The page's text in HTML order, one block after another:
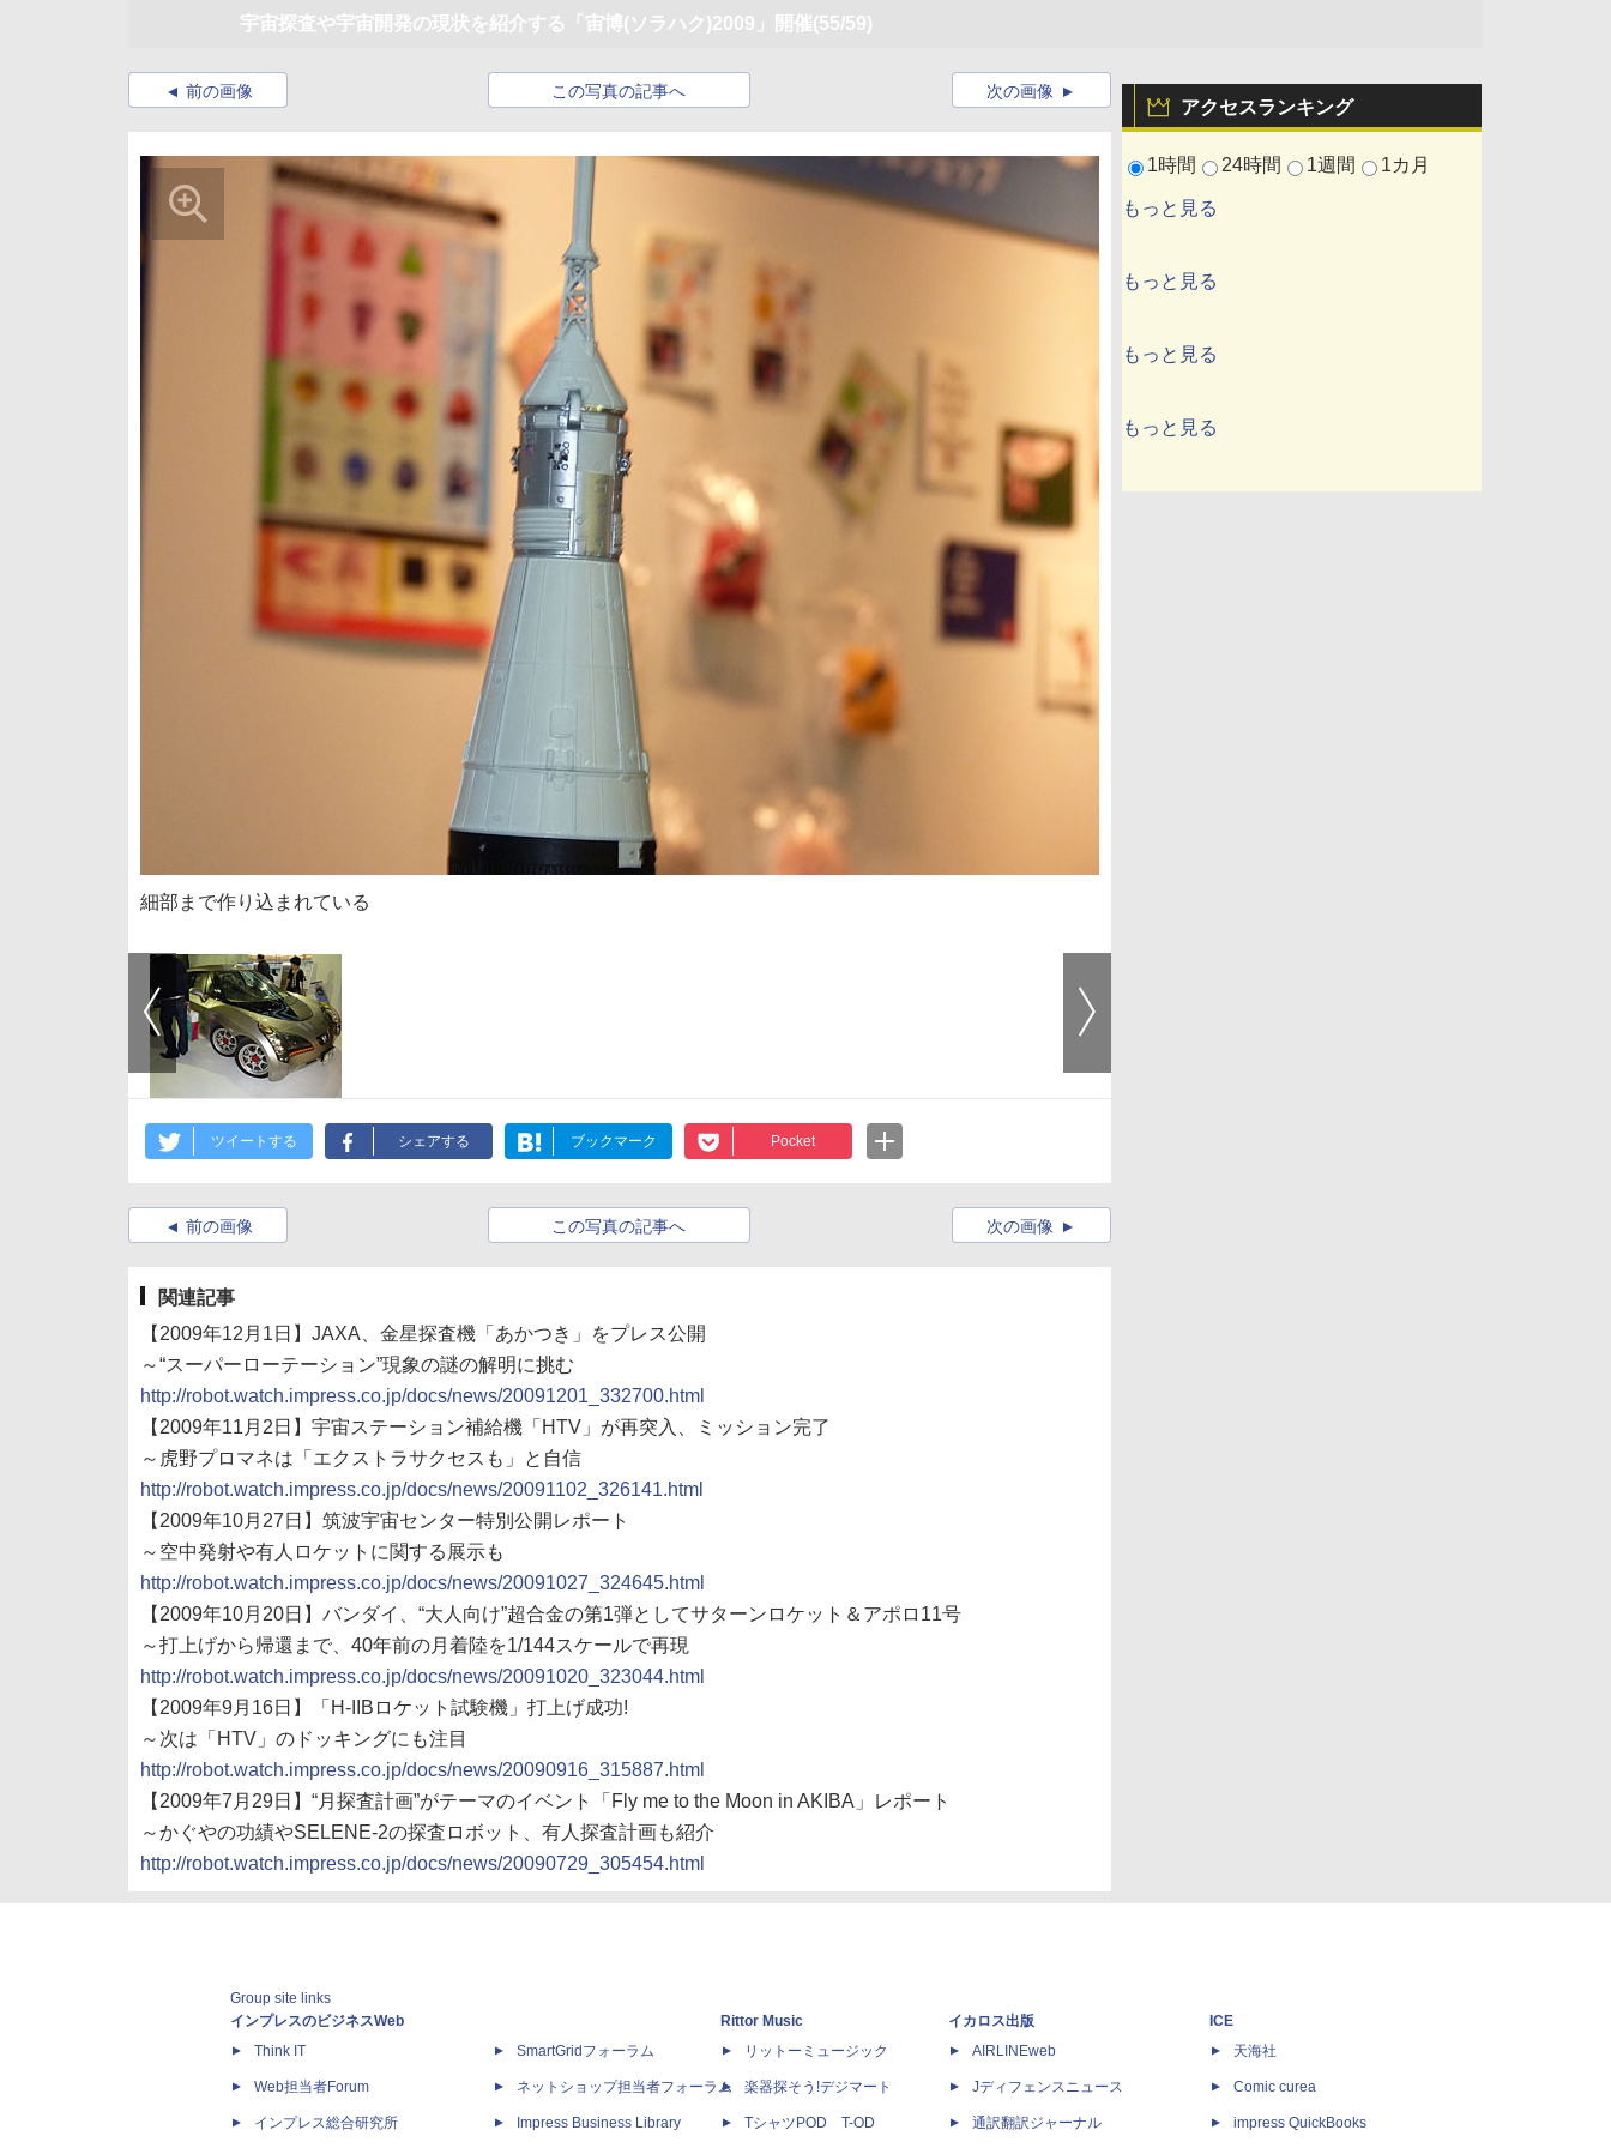
宇宙探査や宇宙開発の現状を紹介する「宙博(ソラハク)2009」開催(55/59)
アクセスランキング
1時間 24時間 1週間 1カ月
もっと見る
もっと見る
もっと見る
もっと見る
前の画像 この写真の記事へ 次の画像
細部まで作り込まれている
ツイートする シェアする ブックマーク Pocket
前の画像 この写真の記事へ 次の画像
関連記事
【2009年12月1日】JAXA、金星探査機「あかつき」をプレス公開
～“スーパーローテーション”現象の謎の解明に挑む
http://robot.watch.impress.co.jp/docs/news/20091201_332700.html
【2009年11月2日】宇宙ステーション補給機「HTV」が再突入、ミッション完了
～虎野プロマネは「エクストラサクセスも」と自信
http://robot.watch.impress.co.jp/docs/news/20091102_326141.html
【2009年10月27日】筑波宇宙センター特別公開レポート
～空中発射や有人ロケットに関する展示も
http://robot.watch.impress.co.jp/docs/news/20091027_324645.html
【2009年10月20日】バンダイ、“大人向け”超合金の第1弾としてサターンロケット＆アポロ11号
～打上げから帰還まで、40年前の月着陸を1/144スケールで再現
http://robot.watch.impress.co.jp/docs/news/20091020_323044.html
【2009年9月16日】「H-IIBロケット試験機」打上げ成功!
～次は「HTV」のドッキングにも注目
http://robot.watch.impress.co.jp/docs/news/20090916_315887.html
【2009年7月29日】“月探査計画”がテーマのイベント「Fly me to the Moon in AKIBA」レポート
～かぐやの功績やSELENE-2の探査ロボット、有人探査計画も紹介
http://robot.watch.impress.co.jp/docs/news/20090729_305454.html
Group site links
インプレスのビジネスWeb
Think IT
Web担当者Forum
インプレス総合研究所
SmartGridフォーラム
ネットショップ担当者フォーラム
Impress Business Library
Rittor Music
リットーミュージック
楽器探そう!デジマート
TシャツPOD T-OD
イカロス出版
AIRLINEweb
Jディフェンスニュース
通訳翻訳ジャーナル
ICE
天海社
Comic curea
impress QuickBooks